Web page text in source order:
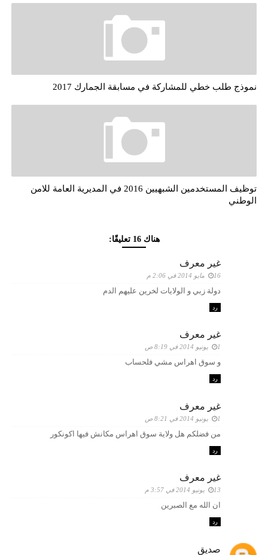
نموذج طلب خطي للمشاركة في مسابقة الجمارك 2017
توظيف المستخدمين الشبهيين 2016 في المديرية العامة للامن
الوطني
هناك 16 تعليقًا:
غير معرف
16 مايو 2014 في 2:06 م
دولة زبي و الولايات لخرين عليهم الدم
رد
غير معرف
1 يونيو 2014 في 8:19 ص
و سوق اهراس مشي فلحساب
رد
غير معرف
1 يونيو 2014 في 8:21 ص
من فضلكم هل ولاية سوق اهراس مكانش فيها اكونكور
رد
غير معرف
13 يونيو 2014 في 3:57 م
ان الله مع الصبرين
رد
صديق